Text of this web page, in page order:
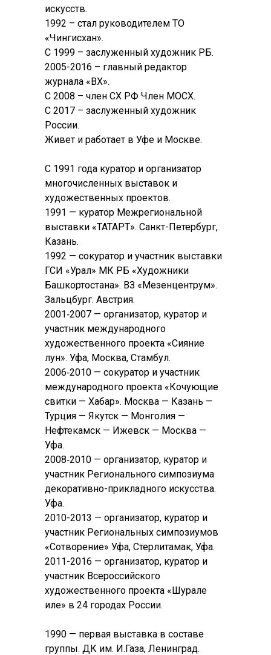
искусств.
1992 – стал руководителем ТО
«Чингисхан».
С 1999 – заслуженный художник РБ.
2005-2016 – главный редактор
журнала «ВХ».
С 2008 – член СХ РФ Член МОСХ.
С 2017 – заслуженный художник
России.
Живет и работает в Уфе и Москве.
С 1991 года куратор и организатор
многочисленных выставок и
художественных проектов.
1991 — куратор Межрегиональной
выставки «ТАТАРТ». Санкт-Петербург,
Казань.
1992 — сокуратор и участник выставки
ГСИ «Урал» МК РБ «Художники
Башкортостана». ВЗ «Мезенцентрум».
Зальцбург. Австрия.
2001‑2007 — организатор, куратор и
участник международного
художественного проекта «Сияние
лун». Уфа, Москва, Стамбул.
2006‑2010 — сокуратор и участник
международного проекта «Кочующие
свитки — Хабар». Москва — Казань —
Турция — Якутск — Монголия —
Нефтекамск — Ижевск — Москва —
Уфа.
2008‑2010 — организатор, куратор и
участник Регионального симпозиума
декоративно-прикладного искусства.
Уфа.
2010-2013 — организатор, куратор и
участник Региональных симпозиумов
«Сотворение» Уфа, Стерлитамак, Уфа.
2011-2016 — организатор, куратор и
участник Всероссийского
художественного проекта «Шурале
иле» в 24 городах России.
1990 — первая выставка в составе
группы. ДК им. И.Газа, Ленинград.